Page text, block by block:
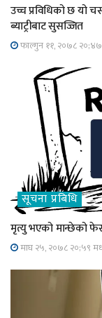
उच्च प्रविधिको छ यो
ब्याट्रीबाट सुसज्जित
फाल्गुन ११, २०७८ २०;४७
सूचना प्रबिधि
मृत्यु भएको मान्छेको
माघ २५, २०७८ २०;५९